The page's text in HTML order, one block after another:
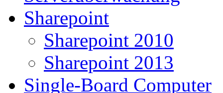
Sharepoint
Sharepoint 2010
Sharepoint 2013
Single-Board Computer